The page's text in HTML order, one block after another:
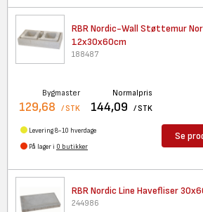
RBR Nordic-Wall Støttemur
12x30x60cm
188487
Bygmaster
129,68 / STK
Normalpris
144,09 / STK
Levering 8-10 hverdage
På lager i 0 butikker
Se
RBR Nordic Line Havefliser
244986